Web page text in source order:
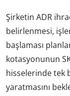
Şirketin ADR
belirlenmesi,
başlaması
kotasyonunun
hisselerinde tek
yaratmasını